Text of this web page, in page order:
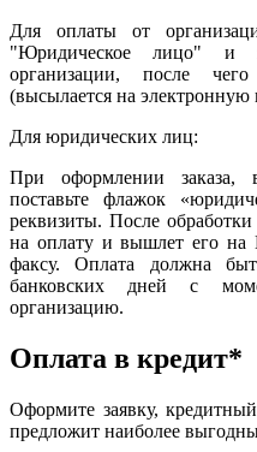
Для оплаты от
"Юридическое лицо" и
организации, после
(высылается на электронную
Для юридических лиц:
При оформлении заказа,
поставьте флажок
реквизиты. После
на оплату и вышлет его на
факсу. Оплата должна
банковских дней с
организацию.
Оплата в кредит*
Оформите заявку,
предложит наиболее